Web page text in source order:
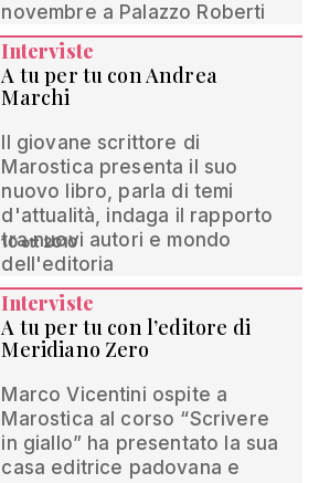
novembre a Palazzo Roberti
Interviste
A tu per tu con Andrea
Marchi
Il giovane scrittore di
Marostica presenta il suo
nuovo libro, parla di temi
d'attualità, indaga il rapporto
tra nuovi autori e mondo
dell'editoria
10 ott 2010
Interviste
A tu per tu con l’editore di
Meridiano Zero
Marco Vicentini ospite a
Marostica al corso “Scrivere
in giallo” ha presentato la sua
casa editrice padovana e